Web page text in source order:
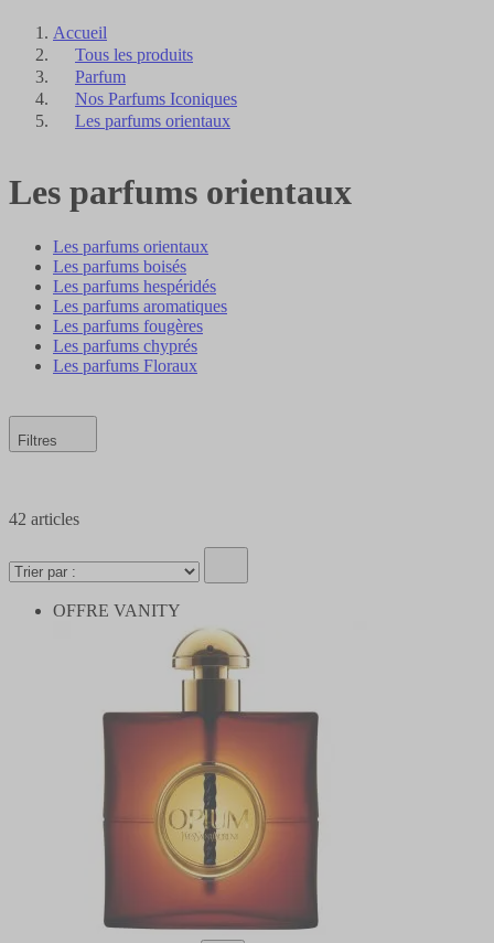
Accueil
Tous les produits
Parfum
Nos Parfums Iconiques
Les parfums orientaux
Les parfums orientaux
Les parfums orientaux
Les parfums boisés
Les parfums hespéridés
Les parfums aromatiques
Les parfums fougères
Les parfums chyprés
Les parfums Floraux
Filtres
42 articles
OFFRE VANITY